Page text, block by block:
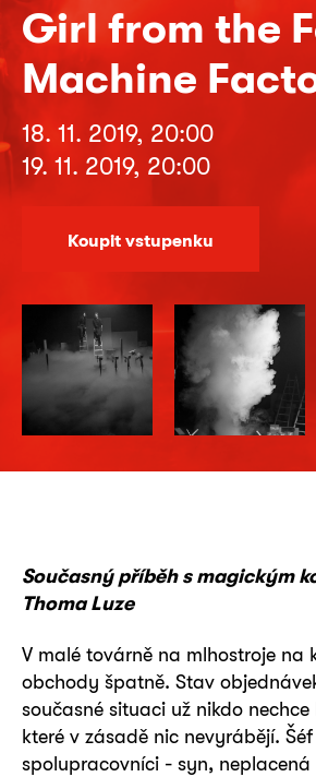
Girl from the
Machine
18. 11. 2019, 20:00
19. 11. 2019, 20:00
Koupit vstupenku
Současný příběh s magickým
Thoma Luze
V malé továrně na mlhostroje na
obchody špatně. Stav
současné situaci už nikdo
které v zásadě nic nevyrábějí.
spolupracovníci - syn,